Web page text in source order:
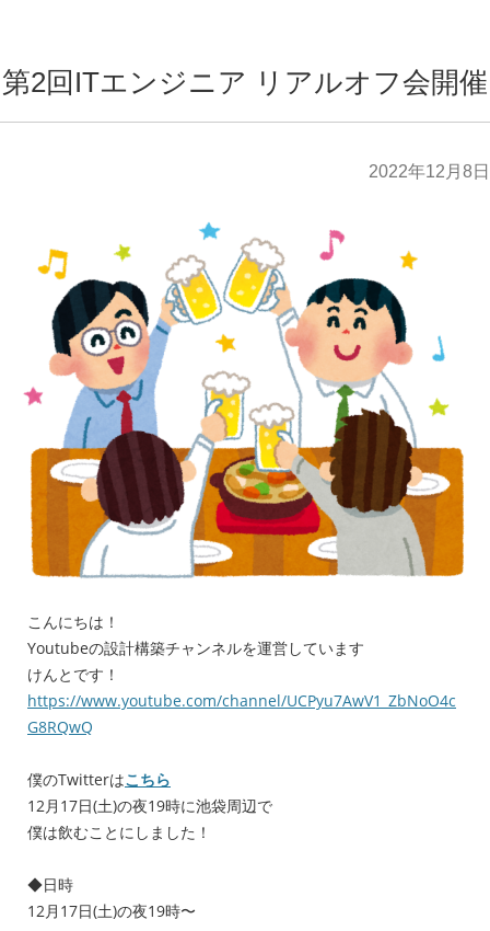
第2回ITエンジニア リアルオフ会開催
2022年12月8日
こんにちは！
Youtubeの設計構築チャンネルを運営しています
けんとです！
https://www.youtube.com/channel/UCPyu7AwV1_ZbNoO4c
G8RQwQ
僕のTwitterはこちら
12月17日(土)の夜19時に池袋周辺で
僕は飲むことにしました！
◆日時
12月17日(土)の夜19時〜